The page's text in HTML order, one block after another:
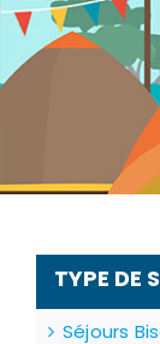
TYPE DE
Séjours